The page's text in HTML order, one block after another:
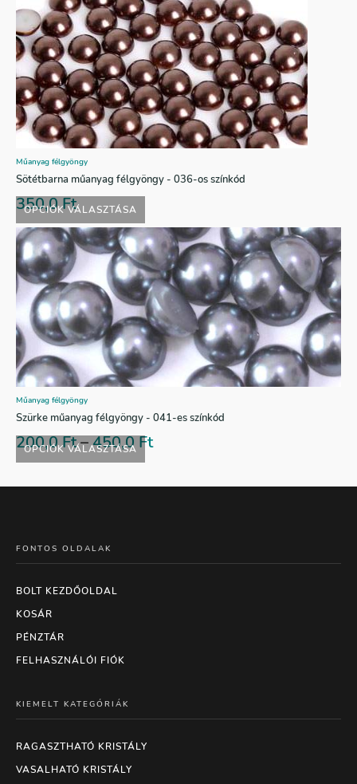
OPCIÓK VÁLASZTÁSA
Műanyag félgyöngy
Sötétbarna műanyag félgyöngy - 036-os színkód
350,0Ft
OPCIÓK VÁLASZTÁSA
Műanyag félgyöngy
Szürke műanyag félgyöngy - 041-es színkód
200,0Ft–450,0Ft
FONTOS OLDALAK
BOLT KEZDŐOLDAL
KOSÁR
PÉNZTÁR
FELHASZNÁLÓI FIÓK
KIEMELT KATEGÓRIÁK
RAGASZTHATÓ KRISTÁLY
VASALHATÓ KRISTÁLY